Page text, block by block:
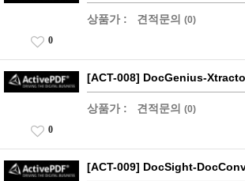
상품가 : 견적문의 (0)
0
[ACT-008] DocGenius-
상품가 : 견적문의 (0)
0
[ACT-009] DocSight-